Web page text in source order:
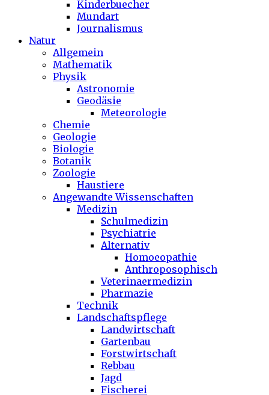
Kinderbuecher
Mundart
Journalismus
Natur
Allgemein
Mathematik
Physik
Astronomie
Geodäsie
Meteorologie
Chemie
Geologie
Biologie
Botanik
Zoologie
Haustiere
Angewandte Wissenschaften
Medizin
Schulmedizin
Psychiatrie
Alternativ
Homoeopathie
Anthroposophisch
Veterinaermedizin
Pharmazie
Technik
Landschaftspflege
Landwirtschaft
Gartenbau
Forstwirtschaft
Rebbau
Jagd
Fischerei